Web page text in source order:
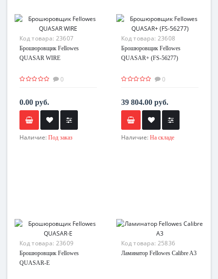
Код товара: 23607
Брошюровщик Fellowes
QUASAR WIRE
0
0.00 руб.
Наличие: Под заказ
Код товара: 23608
Брошюровщик Fellowes
QUASAR+ (FS-56277)
0
39 804.00 руб.
Наличие: На складе
Код товара: 23609
Брошюровщик Fellowes
QUASAR-E
Код товара: 25836
Ламинатор Fellowes Calibre A3